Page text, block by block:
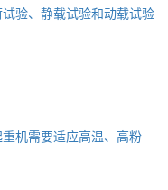
验、静载试验和动载试验
机需要适应高温、高粉